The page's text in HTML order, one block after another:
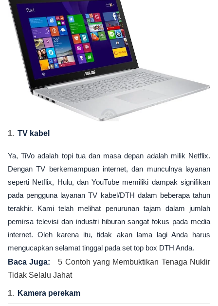
TV kabel
Ya, TiVo adalah topi tua dan masa depan adalah milik Netflix.
Dengan TV berkemampuan internet, dan munculnya layanan
seperti Netflix, Hulu, dan YouTube memiliki dampak signifikan
pada pengguna layanan TV kabel/DTH dalam beberapa tahun
terakhir. Kami telah melihat penurunan tajam dalam jumlah
pemirsa televisi dan industri hiburan sangat fokus pada media
internet. Oleh karena itu, tidak akan lama lagi Anda harus
mengucapkan selamat tinggal pada set top box DTH Anda.
Baca Juga:5 Contoh yang Membuktikan Tenaga Nuklir
Tidak Selalu Jahat
Kamera perekam